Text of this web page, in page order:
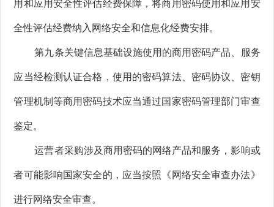
用和应用安全性评估经费保障，将商用密码使用和应用安
全性评估经费纳入网络安全和信息化经费安排。
第九条关键信息基础设施使用的商用密码产品、服务
应当经检测认证合格，使用的密码算法、密码协议、密钥
管理机制等商用密码技术应当通过国家密码管理部门审查
鉴定。
运营者采购涉及商用密码的网络产品和服务，影响或
者可能影响国家安全的，应当按照《网络安全审查办法》
进行网络安全审查。